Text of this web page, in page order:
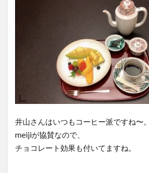
井山さんはいつもコーヒー派ですね〜。
meijiが協賛なので、
チョコレート効果も付いてますね。